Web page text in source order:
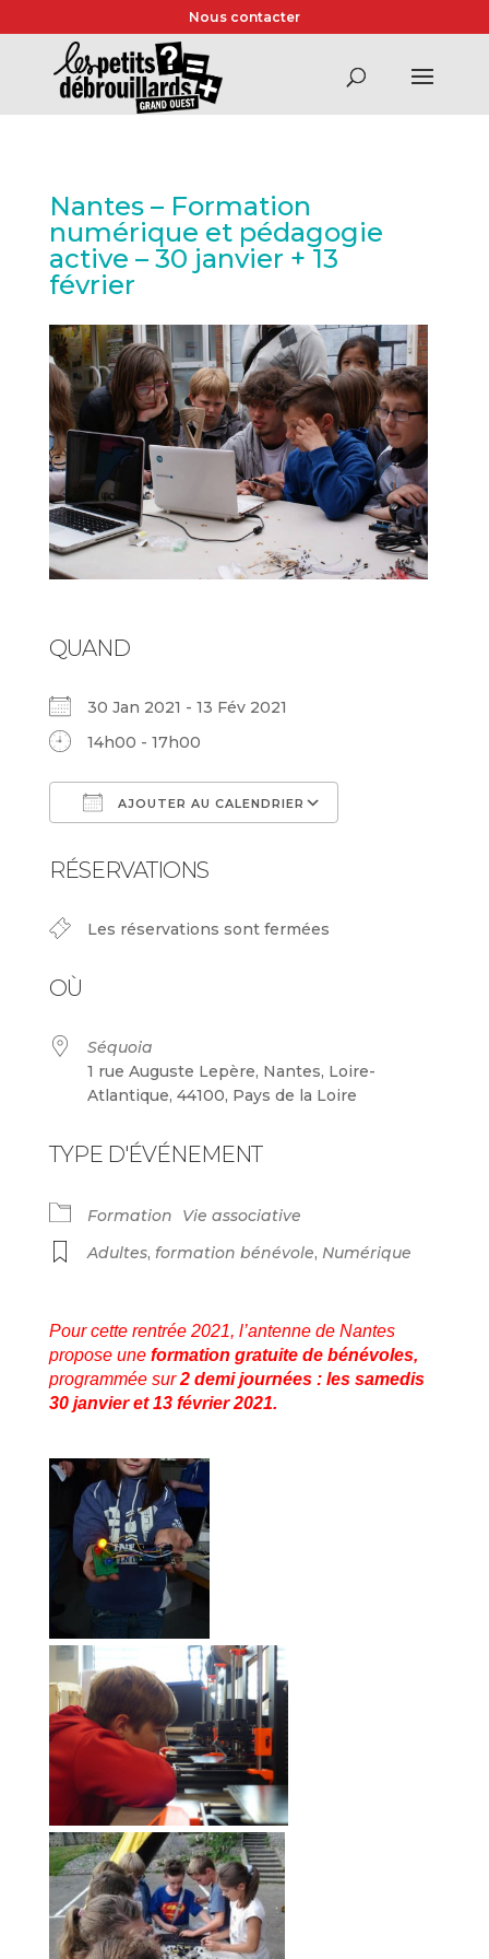
Nous contacter
Nantes – Formation
numérique et pédagogie
active – 30 janvier + 13
février
QUAND
30 Jan 2021 - 13 Fév 2021
14h00 - 17h00
AJOUTER AU CALENDRIER
RÉSERVATIONS
Les réservations sont fermées
OÙ
Séquoia
1 rue Auguste Lepère, Nantes, Loire-
Atlantique, 44100, Pays de la Loire
TYPE D'ÉVÉNEMENT
Formation
Vie associative
Adultes, formation bénévole, Numérique
Pour cette rentrée 2021, l’antenne de Nantes
propose une formation gratuite de bénévoles,
programmée sur2 demi journées : les samedis
30 janvier et 13 février 2021.